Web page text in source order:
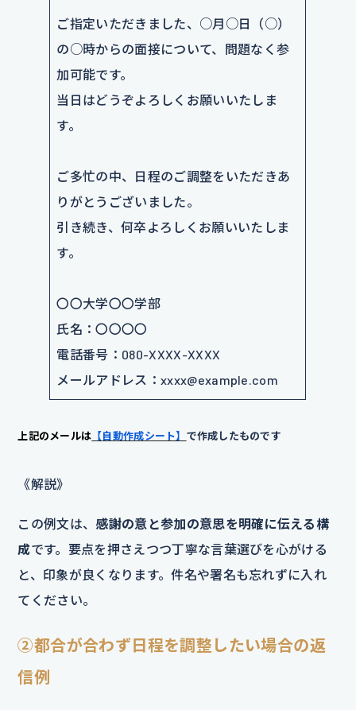
ご指定いただきました、○月○日（○）
の○時からの面接について、問題なく参
加可能です。
当日はどうぞよろしくお願いいたしま
す。
ご多忙の中、日程のご調整をいただきあ
りがとうございました。
引き続き、何卒よろしくお願いいたしま
す。
〇〇大学〇〇学部
氏名：〇〇〇〇
電話番号：080-XXXX-XXXX
メールアドレス：xxxx@example.com
上記のメールは 【自動作成シート】 で作成したものです
《解説》
この例文は、感謝の意と参加の意思を明確に伝える構
成です。要点を押さえつつ丁寧な言葉選びを心がける
と、印象が良くなります。件名や署名も忘れずに入れ
てください。
②都合が合わず日程を調整したい場合の返
信例